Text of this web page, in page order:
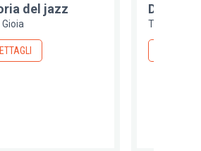
del jazz
Gioia
Delta
Ted Gioia